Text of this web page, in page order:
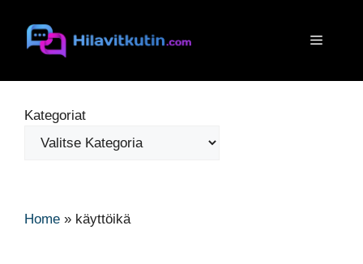
sisältöön
Valikko
Kategoriat
Home » käyttöikä